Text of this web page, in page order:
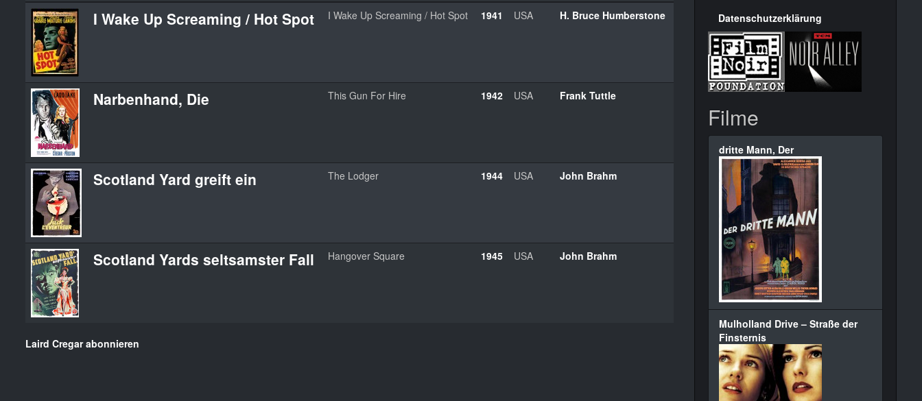
I Wake Up Screaming / Hot Spot I Wake Up Screaming / Hot Spot 1941 USA H. Bruce Humberstone
Narbenhand, Die This Gun For Hire 1942 USA Frank Tuttle
Scotland Yard greift ein The Lodger 1944 USA John Brahm
Scotland Yards seltsamster Fall Hangover Square 1945 USA John Brahm
Laird Cregar abonnieren
Datenschutzerklärung
Filme
dritte Mann, Der
Mulholland Drive – Straße der
Finsternis